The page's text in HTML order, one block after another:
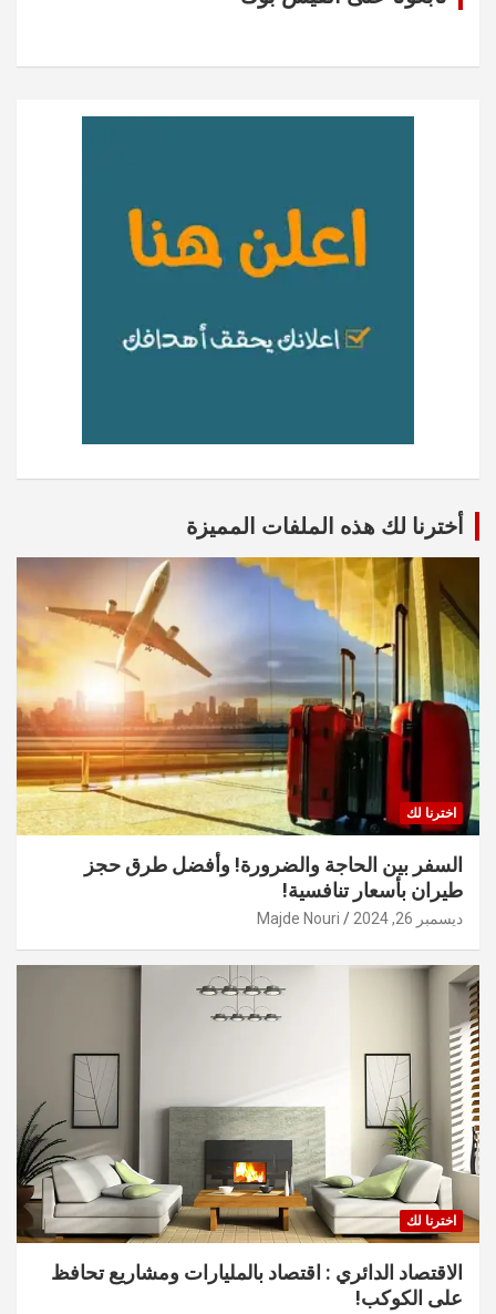
أخترنا لك هذه الملفات المميزة
اخترنا لك
السفر بين الحاجة والضرورة! وأفضل طرق حجز
طيران بأسعار تنافسية!
ديسمبر 26, 2024 Majde Nouri
اخترنا لك
الاقتصاد الدائري : اقتصاد بالمليارات ومشاريع تحافظ
على الكوكب!